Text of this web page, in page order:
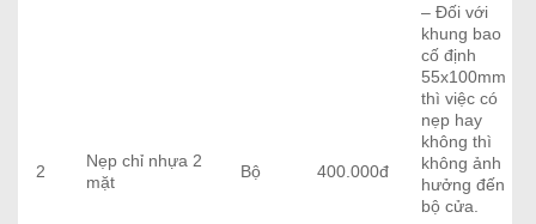
2
Nẹp chỉ nhựa 2
mặt
Bộ 400.000đ
– Đối với
khung bao
cố định
55x100mm
thì việc có
nẹp hay
không thì
không ảnh
hưởng đến
bộ cửa.